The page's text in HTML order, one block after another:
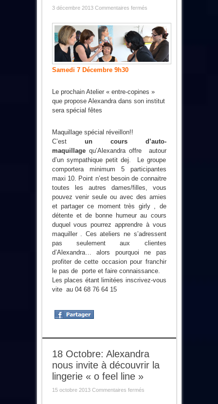
3 décembre 2013 Commentaires ferméssur
copines »
Spécial
Fêtes
chez
Alexandra
Samedi 7 Décembre 9h30
Le prochain Atelier « entre-copines »
que propose Alexandra dans son institut
sera spécial fêtes
Maquillage spécial réveillon!!
C’est un cours d’auto-
maquillagequ’Alexandra offre autour
d’un sympathique petit dej. Le groupe
comportera minimum 5 participantes
maxi 10. Point n’est besoin de connaitre
toutes les autres dames/filles, vous
pouvez venir seule ou avec des amies
et partager ce moment très girly , de
détente et de bonne humeur au cours
duquel vous pourrez apprendre à vous
maquiller . Ces ateliers ne s’adressent
pas seulement aux clientes
d’Alexandra… alors pourquoi ne pas
profiter de cette occasion pour franchir
le pas de porte et faire connaissance.
Les places étant limitées inscrivez-vous
vite au 04 68 76 64 15
18 Octobre: Alexandra
nous invite à découvrir la
lingerie « o feel line »
15 octobre 2013 Commentaires ferméssur